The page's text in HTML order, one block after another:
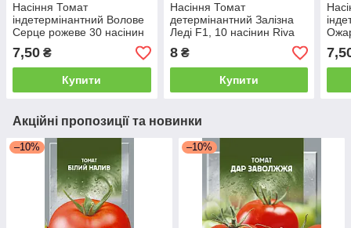
Насіння Томат
індетермінантний Волове
Серце рожеве 30 насінин
Riva
7,50 ₴
Купити
Насіння Томат
детермінантний Залізна
Леді F1, 10 насінин Riva
8₴
Купити
Riva
Акційні пропозиції та новинки
–10% –10%